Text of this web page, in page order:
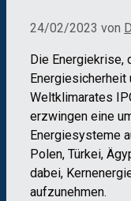
24/02/2023 von
Die Energiekrise,
Weltklimarates
erzwingen eine
Energiesysteme
Polen, Türkei,
dabei,
aufzunehmen.